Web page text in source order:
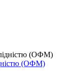
(ОФМ)